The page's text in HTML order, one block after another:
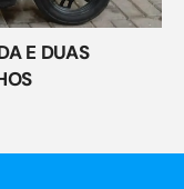
E DUAS